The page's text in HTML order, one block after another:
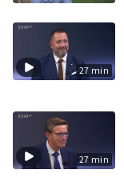
27 min
27 min